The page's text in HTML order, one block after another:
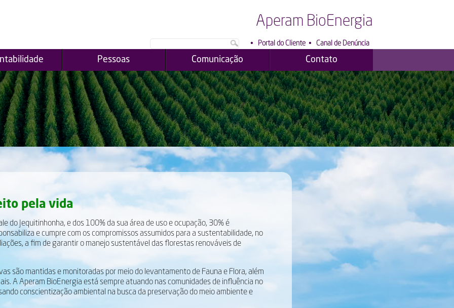
Aperam BioEnergia
• Portal do Cliente • Canal de Denúncia
Pessoas Comunicação Contato
pela vida
do Jequitinhonha, e dos 100% da sua área de uso e ocupação, 30% é
e cumpre com os compromissos assumidos para a sustentabilidade, no
a fim de garantir o manejo sustentável das florestas renováveis de
são mantidas e monitoradas por meio do levantamento de Fauna e Flora, além
A Aperam BioEnergia está sempre atuando nas comunidades de influência no
conscientização ambiental na busca da preservação do meio ambiente e